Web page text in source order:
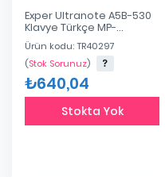
Exper Ultranote A5B-530
Klavye Türkçe MP-
12C96TQ-4305W
Ürün kodu: TR40297
(Stok Sorunuz)
₺640,04
Stokta Yok